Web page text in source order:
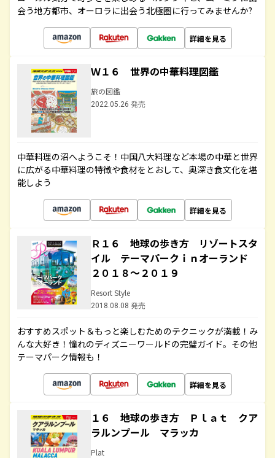
会う地方都市、オーロラに出会う北極圏に行ってみませんか?
詳細を見る
Ｗ１６ 世界の中華料理図鑑
旅の図鑑
2022.05.26 発売
中華料理の沼へようこそ！中国八大料理など本場の中華と世界
に広がる中華料理の特徴や食材をとおして、奥深き食文化を堪
能しよう
詳細を見る
Ｒ１６ 地球の歩き方 リゾートスタ
イル テーマパークｉｎオーランド
２０１８～２０１９
Resort Style
2018.08.08 発売
おすすめスポット＆もっと楽しむためのテクニックが満載！み
んな大好き！憧れのディズニーワールドの完璧ガイド。その他
テーマパーク情報も！
詳細を見る
１６ 地球の歩き方 Ｐｌａｔ クア
ラルンプール マラッカ
Plat